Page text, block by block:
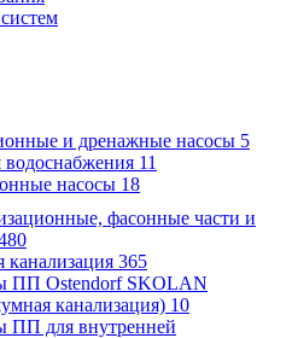
и дренажные насосы 5
11
насосы 18
фасонные части и
канализация 365
ПП Ostendorf SKOLAN
канализация) 10
ПП для внутренней